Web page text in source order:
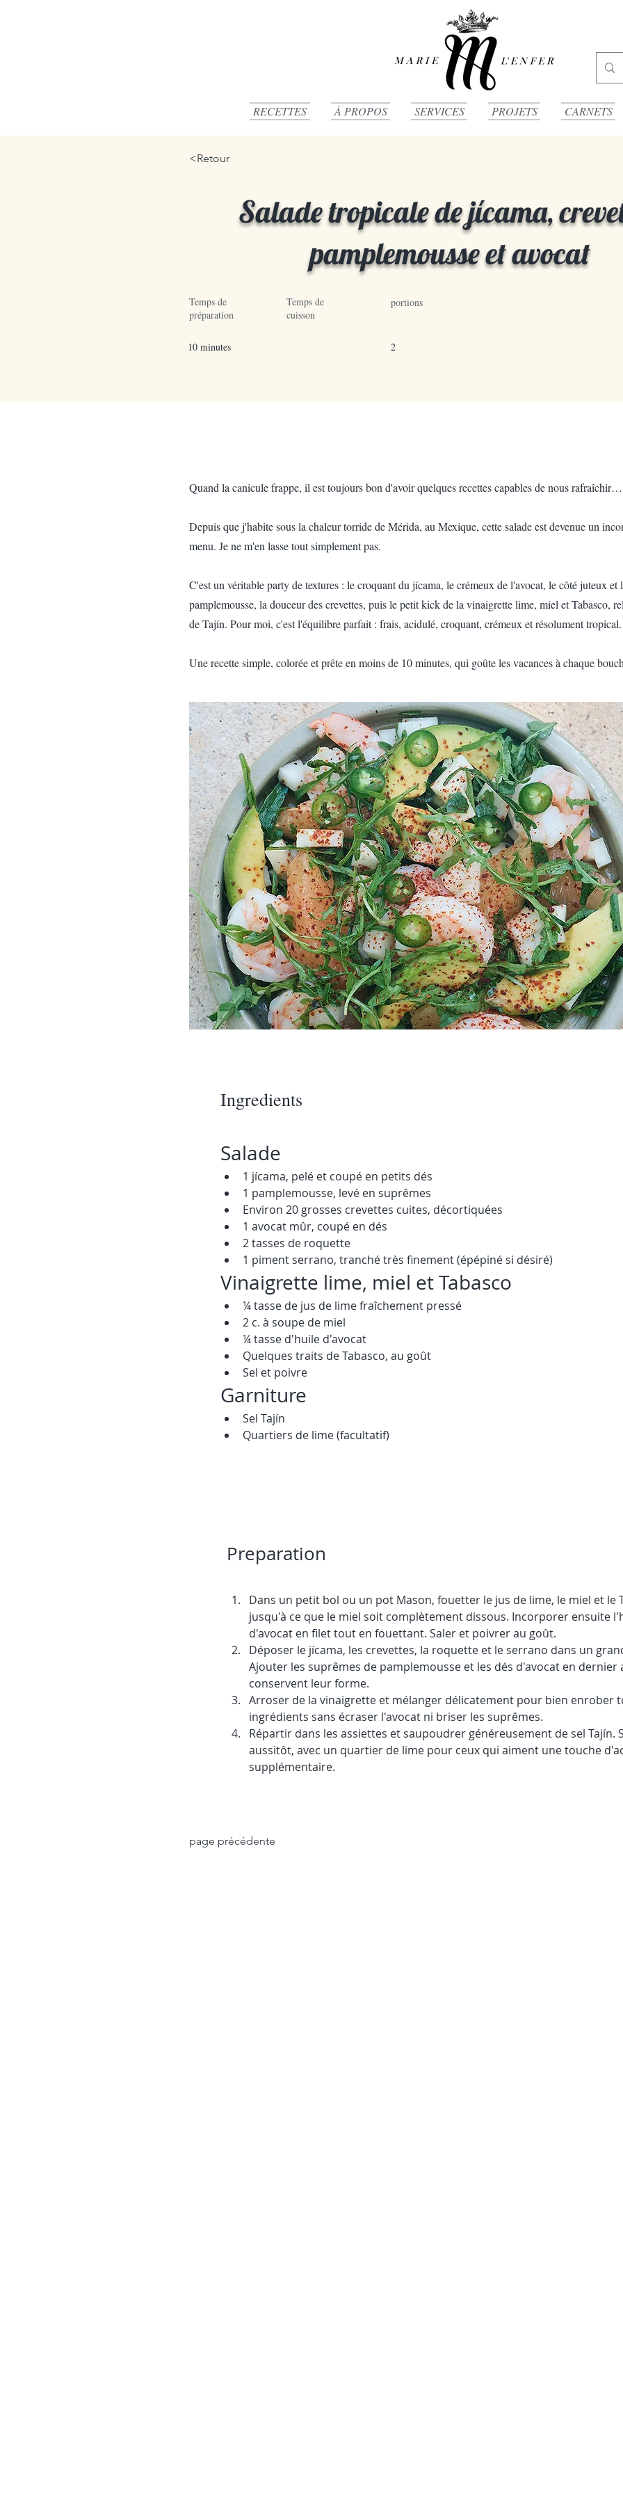
RECETTES À PROPOS SERVICES PROJETS CARNETS
<Retour
Salade tropicale de jícama,
pamplemousse et avocat
Temps de
préparation
10 minutes
Temps de
cuisson
portions
2
Quand la canicule frappe, il est toujours bon d'avoir quelques recettes capables de nous
Depuis que j'habite sous la chaleur torride de Mérida, au Mexique, cette salade est devenue un
menu. Je ne m'en lasse tout simplement pas.
C'est un véritable party de textures : le croquant du jícama, le crémeux de l'avocat, le côté juteux et
pamplemousse, la douceur des crevettes, puis le petit kick de la vinaigrette lime, miel et Tabasco,
de Tajín. Pour moi, c'est l'équilibre parfait : frais, acidulé, croquant, crémeux et résolument tropical.
Une recette simple, colorée et prête en moins de 10 minutes, qui goûte les vacances à chaque
Ingredients
Salade
1 jícama, pelé et coupé en petits dés
1 pamplemousse, levé en suprêmes
Environ 20 grosses crevettes cuites, décortiquées
1 avocat mûr, coupé en dés
2 tasses de roquette
1 piment serrano, tranché très finement (épépiné si désiré)
Vinaigrette lime, miel et Tabasco
¼ tasse de jus de lime fraîchement pressé
2 c. à soupe de miel
¼ tasse d'huile d'avocat
Quelques traits de Tabasco, au goût
Sel et poivre
Garniture
Sel Tajín
Quartiers de lime (facultatif)
Preparation
Dans un petit bol ou un pot Mason, fouetter le jus de lime, le miel et le
jusqu'à ce que le miel soit complètement dissous. Incorporer ensuite
d'avocat en filet tout en fouettant. Saler et poivrer au goût.
Déposer le jícama, les crevettes, la roquette et le serrano dans un
Ajouter les suprêmes de pamplemousse et les dés d'avocat en
conservent leur forme.
Arroser de la vinaigrette et mélanger délicatement pour bien enrober
ingrédients sans écraser l'avocat ni briser les suprêmes.
Répartir dans les assiettes et saupoudrer généreusement de sel Tajín.
aussitôt, avec un quartier de lime pour ceux qui aiment une touche
supplémentaire.
page précédente